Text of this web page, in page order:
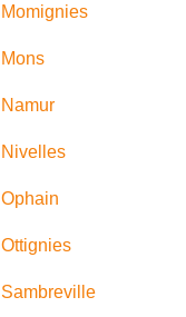
Momignies
Mons
Namur
Nivelles
Ophain
Ottignies
Sambreville